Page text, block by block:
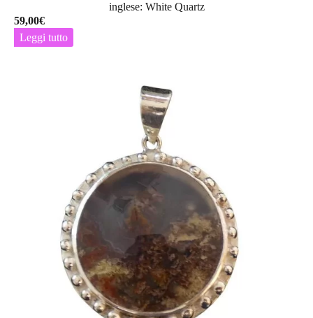
inglese: White Quartz
59,00€
Leggi tutto